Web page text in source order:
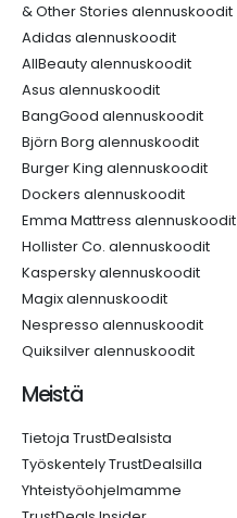
& Other Stories alennuskoodit
Adidas alennuskoodit
AllBeauty alennuskoodit
Asus alennuskoodit
BangGood alennuskoodit
Björn Borg alennuskoodit
Burger King alennuskoodit
Dockers alennuskoodit
Emma Mattress alennuskoodit
Hollister Co. alennuskoodit
Kaspersky alennuskoodit
Magix alennuskoodit
Nespresso alennuskoodit
Quiksilver alennuskoodit
Meistä
Tietoja TrustDealsista
Työskentely TrustDealsilla
Yhteistyöohjelmamme